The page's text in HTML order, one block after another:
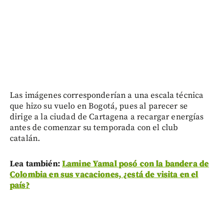
Las imágenes corresponderían a una escala técnica
que hizo su vuelo en Bogotá, pues al parecer se
dirige a la ciudad de Cartagena a recargar energías
antes de comenzar su temporada con el club
catalán.
Lea también: Lamine Yamal posó con la bandera de
Colombia en sus vacaciones, ¿está de visita en el
país?